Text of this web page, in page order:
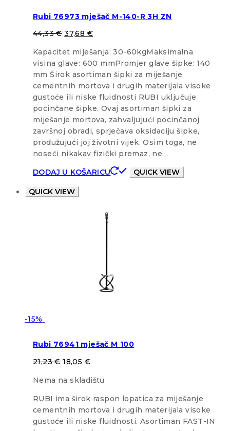
Rubi 76973 mješač M-140-R 3H ZN
44,33€ 37,68 €
Kapacitet miješanja: 30-60kgMaksimalna
visina glave: 600 mmPromjer glave šipke: 140
mm Širok asortiman šipki za miješanje
cementnih mortova i drugih materijala visoke
gustoće ili niske fluidnosti RUBI uključuje
pocinčane šipke. Ovaj asortiman šipki za
miješanje mortova, zahvaljujući pocinčanoj
završnoj obradi, sprječava oksidaciju šipke,
produžujući joj životni vijek. Osim toga, ne
noseći nikakav fizički premaz, ne…
DODAJ U KOŠARICU
QUICK VIEW
QUICK VIEW
-15%
Rubi 76941 mješač M 100
21,23€ 18,05 €
Nema na skladištu
RUBI ima širok raspon lopatica za miješanje
cementnih mortova i drugih materijala visoke
gustoće ili niske fluidnosti. Asortiman FAST-IN